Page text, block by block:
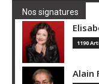
Nos signatures
1190
Alain